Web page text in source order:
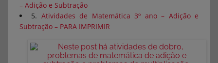
– Adição e Subtração
5. Atividades de Matemática 3º ano – Adição e
Subtração – PARA IMPRIMIR